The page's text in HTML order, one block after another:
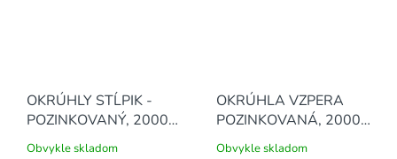
OKRÚHLY STĹPIK -
POZINKOVANÝ, 2000 /
48 mm
Obvykle skladom
OKRÚHLA VZPERA
POZINKOVANÁ, 2000 /
38 mm
Obvykle skladom